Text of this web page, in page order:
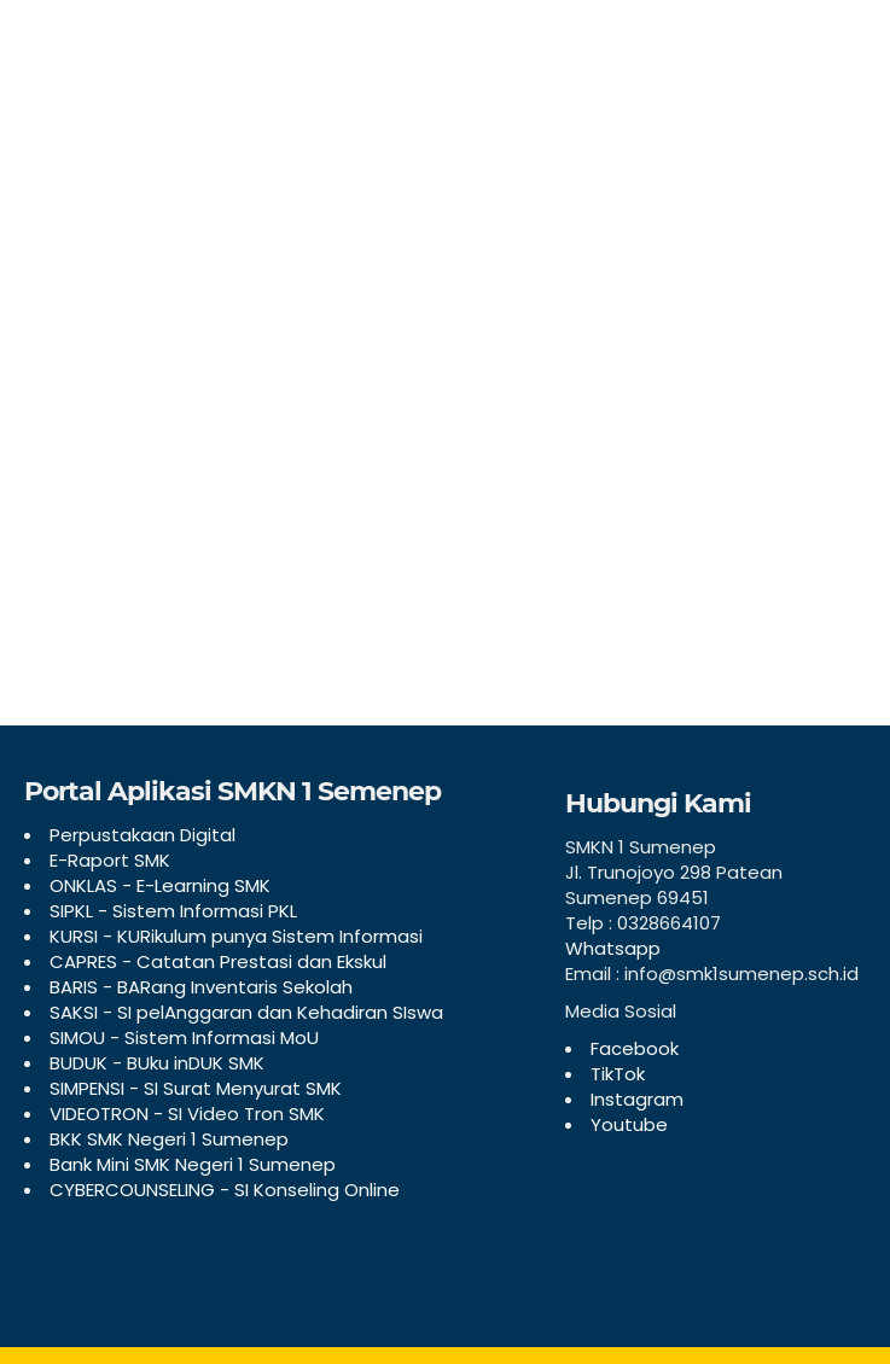
Portal Aplikasi SMKN 1 Semenep
Perpustakaan Digital
E-Raport SMK
ONKLAS - E-Learning SMK
SIPKL - Sistem Informasi PKL
KURSI - KURikulum punya Sistem Informasi
CAPRES - Catatan Prestasi dan Ekskul
BARIS - BARang Inventaris Sekolah
SAKSI - SI pelAnggaran dan Kehadiran SIswa
SIMOU - Sistem Informasi MoU
BUDUK - BUku inDUK SMK
SIMPENSI - SI Surat Menyurat SMK
VIDEOTRON - SI Video Tron SMK
BKK SMK Negeri 1 Sumenep
Bank Mini SMK Negeri 1 Sumenep
CYBERCOUNSELING - SI Konseling Online
Hubungi Kami
SMKN 1 Sumenep
Jl. Trunojoyo 298 Patean
Sumenep 69451
Telp : 0328664107
Whatsapp
Email : info@smk1sumenep.sch.id
Media Sosial
Facebook
TikTok
Instagram
Youtube